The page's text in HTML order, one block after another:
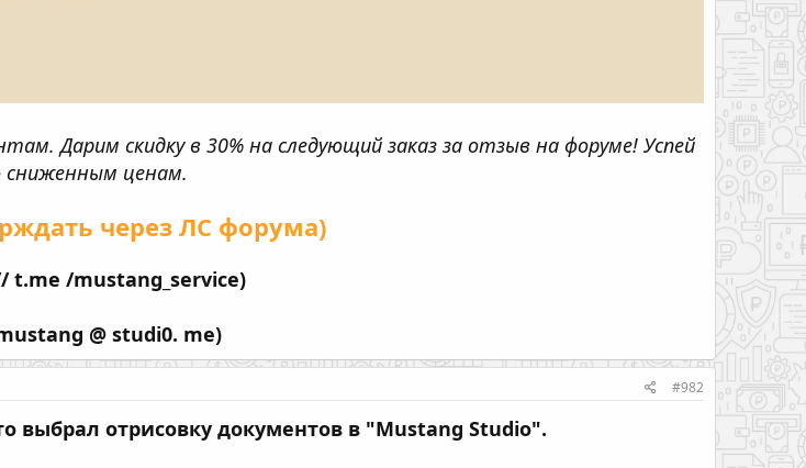
Дарим скидку в 30% на следующий заказ за отзыв на форуме! Успей
сниженным ценам.
через ЛС форума)
t.me /mustang_service)
@ studi0. me)
#982
выбрал отрисовку документов в "Mustang Studio".